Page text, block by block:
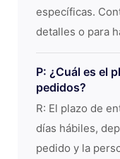
específicas.
detalles o para
P: ¿Cuál es el
pedidos?
R: El plazo de
días hábiles,
pedido y la